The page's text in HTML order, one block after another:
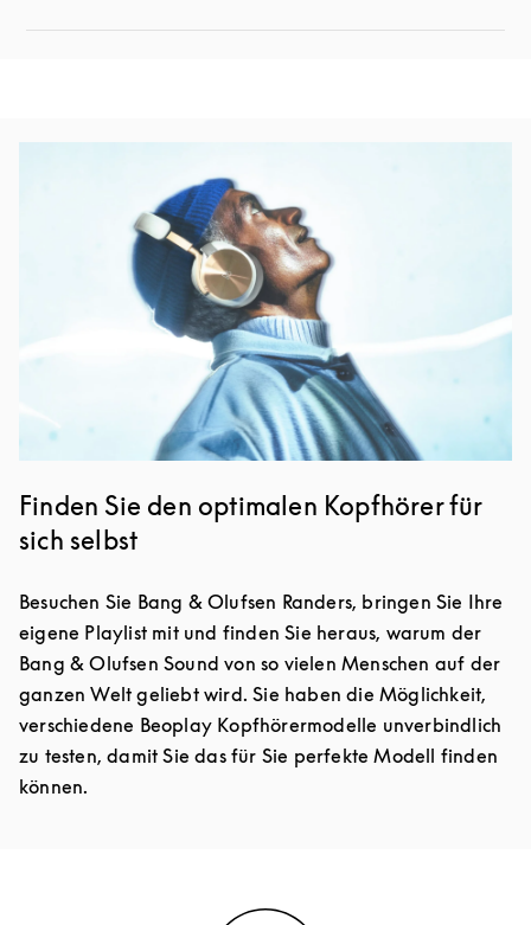
Finden Sie den optimalen Kopfhörer für
sich selbst
Besuchen Sie Bang & Olufsen Randers, bringen Sie Ihre
eigene Playlist mit und finden Sie heraus, warum der
Bang & Olufsen Sound von so vielen Menschen auf der
ganzen Welt geliebt wird. Sie haben die Möglichkeit,
verschiedene Beoplay Kopfhörermodelle unverbindlich
zu testen, damit Sie das für Sie perfekte Modell finden
können.